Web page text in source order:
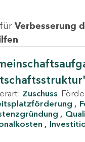
Verbesserung
Zuschuss